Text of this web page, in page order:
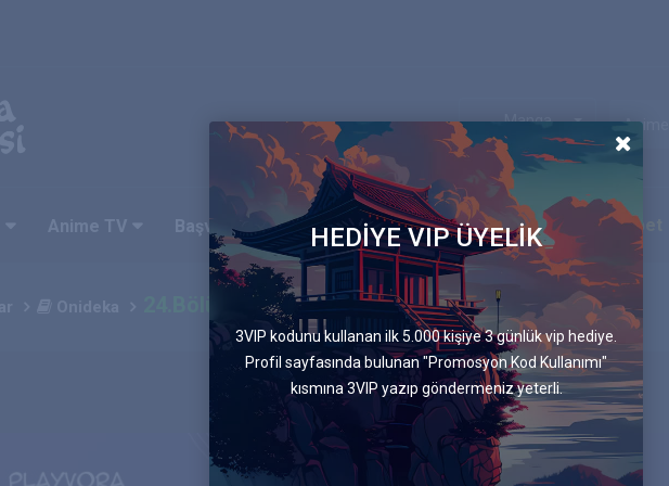
Manga
Anime TV Başvurular Ekip Blog İletişim Canlı Sohbet
HEDİYE VIP ÜYELİK
3VIP kodunu kullanan ilk 5.000 kişiye 3 günlük vip hediye.
Profil sayfasında bulunan "Promosyon Kod Kullanımı"
kısmına 3VIP yazıp göndermeniz yeterli.